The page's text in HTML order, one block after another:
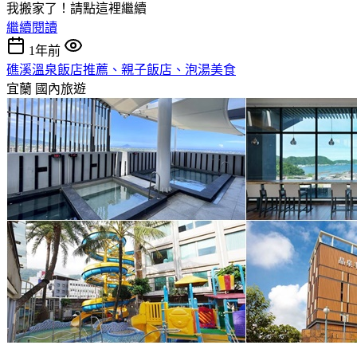
我搬家了！請點這裡繼續
繼續閱讀
1年前
礁溪溫泉飯店推薦、親子飯店、泡湯美食
宜蘭 國內旅遊